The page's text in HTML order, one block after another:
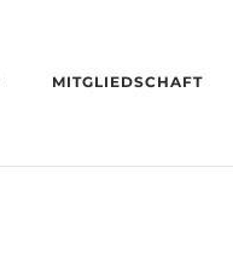
MITGLIEDSCHAFT